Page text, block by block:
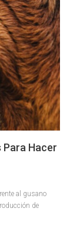
Para Hacer
al gusano
de